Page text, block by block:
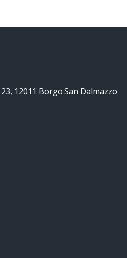
12011 Borgo San Dalmazzo